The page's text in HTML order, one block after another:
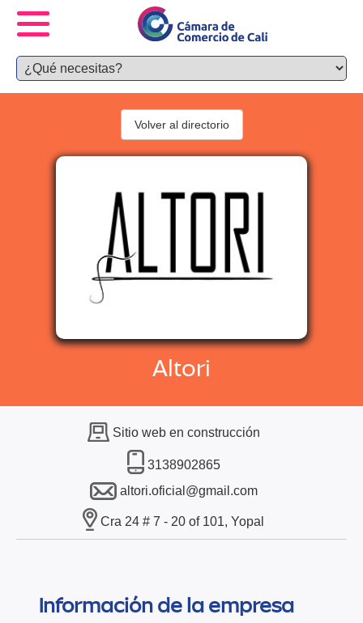
Altori
Volver al directorio
Sitio web en construcción
3138902865
altori.oficial@gmail.com
Cra 24 # 7 - 20 of 101, Yopal
Información de la empresa